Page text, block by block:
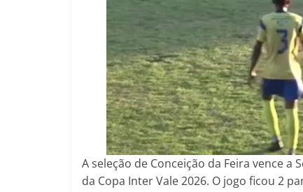
A seleção de Conceição da Feira vence
da Copa Inter Vale 2026. O jogo ficou 2